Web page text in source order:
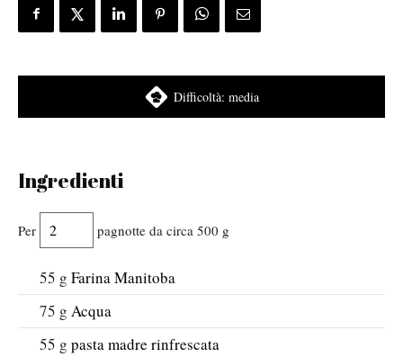
Difficoltà:media
Ingredienti
Per pagnotte da circa 500 g
55 g Farina Manitoba
75 g Acqua
55 g pasta madre rinfrescata